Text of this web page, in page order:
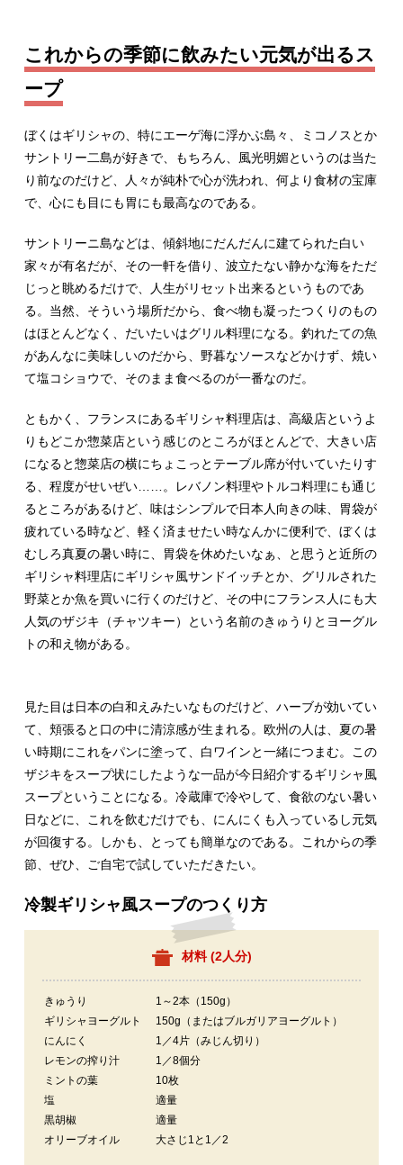
これからの季節に飲みたい元気が出るス
ープ
ぼくはギリシャの、特にエーゲ海に浮かぶ島々、ミコノスとか
サントリー二島が好きで、もちろん、風光明媚というのは当た
り前なのだけど、人々が純朴で心が洗われ、何より食材の宝庫
で、心にも目にも胃にも最高なのである。
サントリーニ島などは、傾斜地にだんだんに建てられた白い
家々が有名だが、その一軒を借り、波立たない静かな海をただ
じっと眺めるだけで、人生がリセット出来るというものであ
る。当然、そういう場所だから、食べ物も凝ったつくりのもの
はほとんどなく、だいたいはグリル料理になる。釣れたての魚
があんなに美味しいのだから、野暮なソースなどかけず、焼い
て塩コショウで、そのまま食べるのが一番なのだ。
ともかく、フランスにあるギリシャ料理店は、高級店というよ
りもどこか惣菜店という感じのところがほとんどで、大きい店
になると惣菜店の横にちょこっとテーブル席が付いていたりす
る、程度がせいぜい……。レバノン料理やトルコ料理にも通じ
るところがあるけど、味はシンプルで日本人向きの味、胃袋が
疲れている時など、軽く済ませたい時なんかに便利で、ぼくは
むしろ真夏の暑い時に、胃袋を休めたいなぁ、と思うと近所の
ギリシャ料理店にギリシャ風サンドイッチとか、グリルされた
野菜とか魚を買いに行くのだけど、その中にフランス人にも大
人気のザジキ（チャツキー）という名前のきゅうりとヨーグル
トの和え物がある。
見た目は日本の白和えみたいなものだけど、ハーブが効いてい
て、頬張ると口の中に清涼感が生まれる。欧州の人は、夏の暑
い時期にこれをパンに塗って、白ワインと一緒につまむ。この
ザジキをスープ状にしたような一品が今日紹介するギリシャ風
スープということになる。冷蔵庫で冷やして、食欲のない暑い
日などに、これを飲むだけでも、にんにくも入っているし元気
が回復する。しかも、とっても簡単なのである。これからの季
節、ぜひ、ご自宅で試していただきたい。
冷製ギリシャ風スープのつくり方
材料 (2人分)
きゅうり
1～2本（150g）
ギリシャヨーグルト
150g（またはブルガリアヨーグルト）
にんにく
1／4片（みじん切り）
レモンの搾り汁
1／8個分
ミントの葉
10枚
塩
適量
黒胡椒
適量
オリーブオイル
大さじ1と1／2